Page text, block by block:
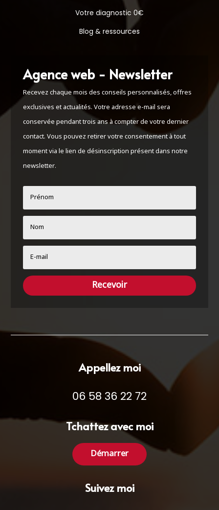
Votre diagnostic 0€
Blog & ressources
Agence web - Newsletter
Recevez chaque mois des conseils personnalisés, offres
exclusives et actualités. Votre adresse e-mail sera
conservée pendant trois ans à compter de votre dernier
contact. Vous pouvez retirer votre consentement à tout
moment via le lien de désinscription présent dans notre
newsletter.
Recevoir
Appellez moi
06 58 36 22 72
Tchattez avec moi
Démarrer
Suivez moi